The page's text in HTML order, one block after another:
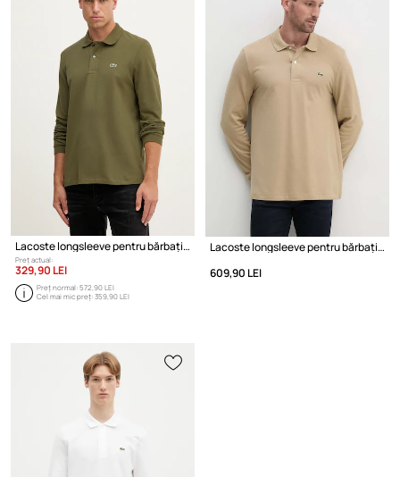
Lacoste longsleeve pentru bărbați din bumbac
Preț actual:
329,90 LEI
Preț normal:572,90 LEI
Cel mai mic preț:359,90 LEI
Lacoste longsleeve pentru bărbați din bumbac
609,90 LEI